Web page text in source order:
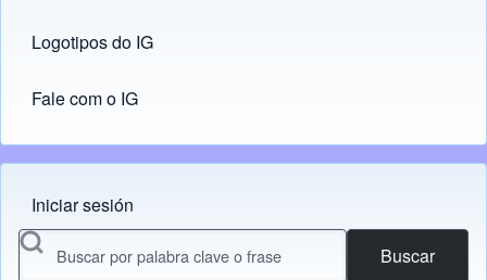
Logotipos do IG
(opens in new tab)
Fale com o IG
Menu do usuário
Iniciar sesión
Buscar